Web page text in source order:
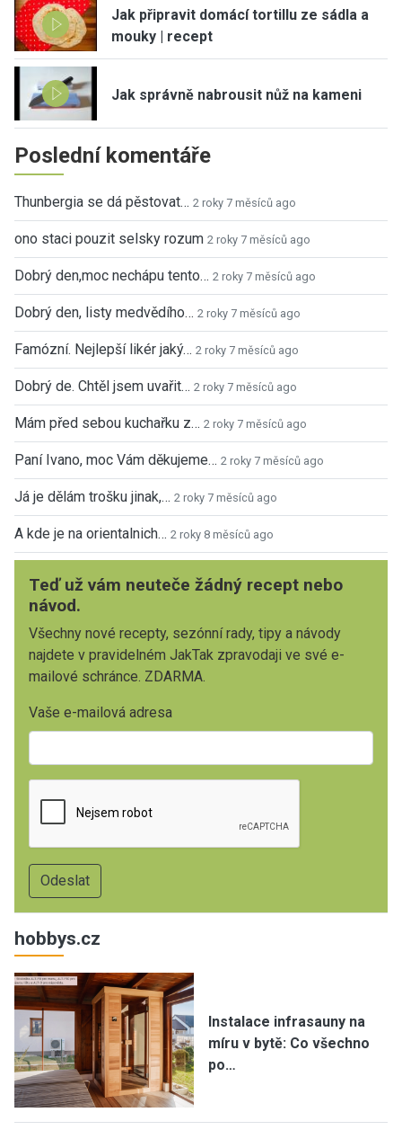
Jak připravit domácí tortillu ze sádla a
mouky | recept
Jak správně nabrousit nůž na kameni
Poslední komentáře
Thunbergia se dá pěstovat… 2 roky 7 měsíců ago
ono staci pouzit selsky rozum 2 roky 7 měsíců ago
Dobrý den,moc nechápu tento… 2 roky 7 měsíců ago
Dobrý den, listy medvědího… 2 roky 7 měsíců ago
Famózní. Nejlepší likér jaký… 2 roky 7 měsíců ago
Dobrý de. Chtěl jsem uvařit… 2 roky 7 měsíců ago
Mám před sebou kuchařku z… 2 roky 7 měsíců ago
Paní Ivano, moc Vám děkujeme… 2 roky 7 měsíců ago
Já je dělám trošku jinak,… 2 roky 7 měsíců ago
A kde je na orientalnich… 2 roky 8 měsíců ago
Teď už vám neuteče žádný recept nebo
návod.
Všechny nové recepty, sezónní rady, tipy a návody
najdete v pravidelném JakTak zpravodaji ve své e-
mailové schránce. ZDARMA.
Vaše e-mailová adresa
hobbys.cz
Instalace infrasauny na
míru v bytě: Co všechno
po…